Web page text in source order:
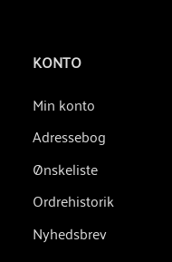
KONTO
Min konto
Adressebog
Ønskeliste
Ordrehistorik
Nyhedsbrev